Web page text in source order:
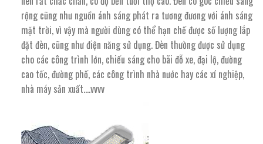
rộng cũng như nguồn ánh sáng phát ra tương đương với ánh sáng
mặt trời, vì vậy mà người dùng có thể hạn chế được số lượng lắp
đặt đèn, cũng như điện năng sử dụng. Đèn thường được sử dụng
cho các công trình lớn, chiếu sáng cho bãi đỗ xe, đại lộ, đường
cao tốc, đường phố, các công trình nhà nước hay các xí nghiệp,
nhà máy sản xuất….vvvv